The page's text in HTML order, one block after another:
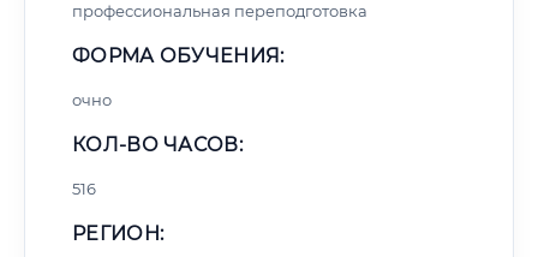
профессиональная переподготовка
ФОРМА ОБУЧЕНИЯ:
очно
КОЛ-ВО ЧАСОВ:
516
РЕГИОН: